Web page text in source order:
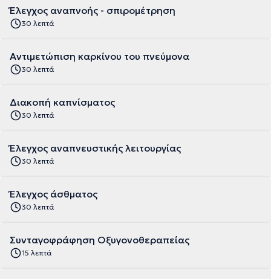
Έλεγχος αναπνοής - σπιρομέτρηση
30 λεπτά
Αντιμετώπιση καρκίνου του πνεύμονα
30 λεπτά
Διακοπή καπνίσματος
30 λεπτά
Έλεγχος αναπνευστικής λειτουργίας
30 λεπτά
Έλεγχος άσθματος
30 λεπτά
Συνταγοφράφηση Οξυγονοθεραπείας
15 λεπτά